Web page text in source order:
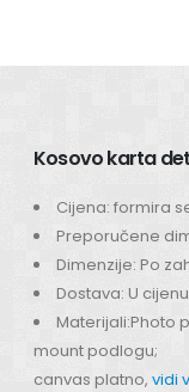
Kosovo karta
Cijena: formira
Preporučene
Dimenzije: Po
Dostava: U
Materijali:Photo
mount podlogu;
canvas platno, vidi